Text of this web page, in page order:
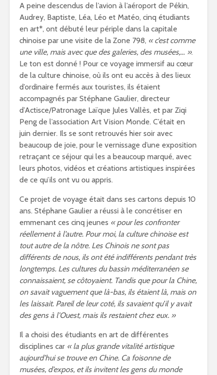
A peine descendus de l’avion à l’aéroport de Pékin,
Audrey, Baptiste, Léa, Léo et Matéo, cinq étudiants
en art*, ont débuté leur périple dans la capitale
chinoise par une visite de la Zone 798, « c’est comme
une ville, mais avec que des galeries, des musées,… ».
Le ton est donné ! Pour ce voyage immersif au cœur
de la culture chinoise, où ils ont eu accès à des lieux
d’ordinaire fermés aux touristes, ils étaient
accompagnés par Stéphane Gaulier, directeur
d’Actisce/Patronage Laïque Jules Vallès, et par Ziqi
Peng de l’association Art Vision Monde. C’était en
juin dernier. Ils se sont retrouvés hier soir avec
beaucoup de joie, pour le vernissage d’une exposition
retraçant ce séjour qui les a beaucoup marqué, avec
leurs photos, vidéos et créations artistiques inspirées
de ce qu’ils ont vu ou appris.
Ce projet de voyage était dans ses cartons depuis 10
ans. Stéphane Gaulier a réussi à le concrétiser en
emmenant ces cinq jeunes « pour les confronter
réellement à l’autre. Pour moi, la culture chinoise est
tout autre de la nôtre. Les Chinois ne sont pas
différents de nous, ils ont été indifférents pendant très
longtemps. Les cultures du bassin méditerranéen se
connaissaient, se côtoyaient. Tandis que pour la Chine,
on savait vaguement que là-bas, ils étaient là, mais on
les laissait. Pareil de leur coté, ils savaient qu’il y avait
des gens à l’Ouest, mais ils restaient chez eux. »
Il a choisi des étudiants en art de différentes
disciplines car « la plus grande vitalité artistique
aujourd’hui se trouve en Chine. Ca foisonne de
musées, d’expos, et ils invitent les gens du monde